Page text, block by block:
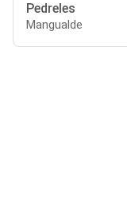
Pedreles
Mangualde